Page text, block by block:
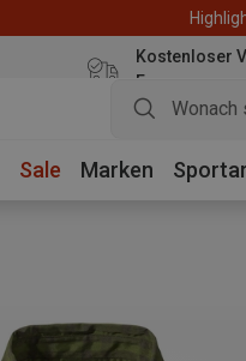
Kostenloser
Euro
Sale Marken